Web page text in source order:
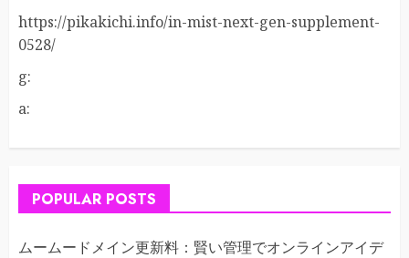
https://pikakichi.info/in-mist-next-gen-supplement-
0528/
g:
a:
POPULAR POSTS
ムームードメイン更新料：賢い管理でオンラインアイデ